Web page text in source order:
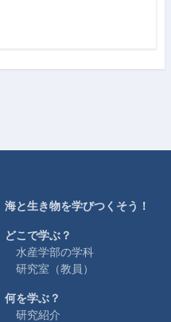
海と生き物を学びつくそう！
どこで学ぶ？
水産学部の学科
研究室（教員）
何を学ぶ？
研究紹介